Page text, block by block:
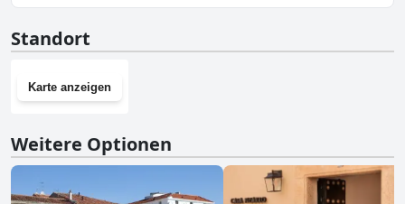
Fitnessraum.
Standort
Karte anzeigen
Weitere Optionen